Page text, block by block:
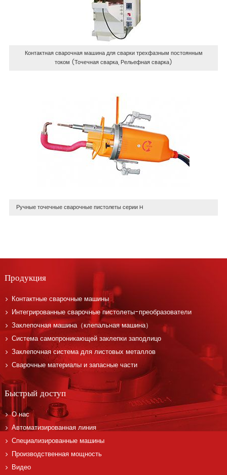
Контактная сварочная машина для сварки трехфазным постоянным
током (Точечная сварка, Рельефная сварка)
Ручные точечные сварочные пистолеты серии H
Продукция
Контактные сварочные машины
Интегрированные сварочные пистолеты-преобразователи
Заклепочная машина（клепальная машина）
Система самопроникающей заклепки заподлицо
Заклепочная система для листовых металлов
Сварочные материалы и запасные части
Быстрый доступ
О нас
Автоматизированная линия
Специализированные машины
Производственная мощность
Видео